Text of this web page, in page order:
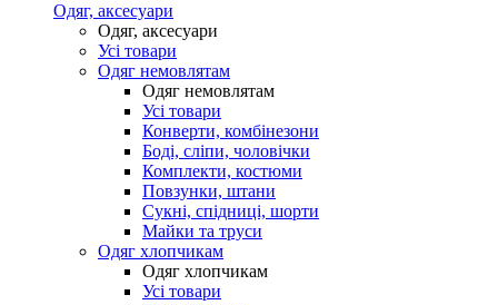
Одяг, аксесуари
Одяг, аксесуари
Усі товари
Одяг немовлятам
Одяг немовлятам
Усі товари
Конверти, комбінезони
Боді, сліпи, чоловічки
Комплекти, костюми
Повзунки, штани
Сукні, спідниці, шорти
Майки та труси
Одяг хлопчикам
Одяг хлопчикам
Усі товари